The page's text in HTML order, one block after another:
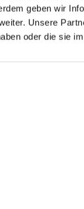
geben wir
Unsere
oder die sie